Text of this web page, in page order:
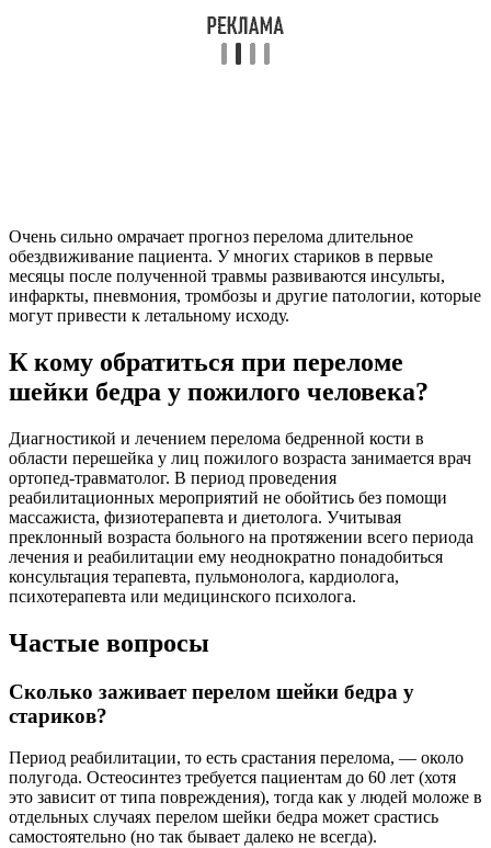
Очень сильно омрачает прогноз перелома длительное
обездвиживание пациента. У многих стариков в первые
месяцы после полученной травмы развиваются инсульты,
инфаркты, пневмония, тромбозы и другие патологии, которые
могут привести к летальному исходу.
К кому обратиться при переломе
шейки бедра у пожилого человека?
Диагностикой и лечением перелома бедренной кости в
области перешейка у лиц пожилого возраста занимается врач
ортопед-травматолог. В период проведения
реабилитационных мероприятий не обойтись без помощи
массажиста, физиотерапевта и диетолога. Учитывая
преклонный возраста больного на протяжении всего периода
лечения и реабилитации ему неоднократно понадобиться
консультация терапевта, пульмонолога, кардиолога,
психотерапевта или медицинского психолога.
Частые вопросы
Сколько заживает перелом шейки бедра у
стариков?
Период реабилитации, то есть срастания перелома, — около
полугода. Остеосинтез требуется пациентам до 60 лет (хотя
это зависит от типа повреждения), тогда как у людей моложе в
отдельных случаях перелом шейки бедра может срастись
самостоятельно (но так бывает далеко не всегда).